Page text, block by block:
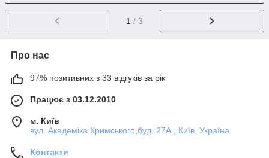
1 / 3
Про нас
97% позитивних з 33 відгуків за рік
Працює з 03.12.2010
м. Київ
вул. Академіка Кримського,буд. 27А , Київ, Україна
Контакти